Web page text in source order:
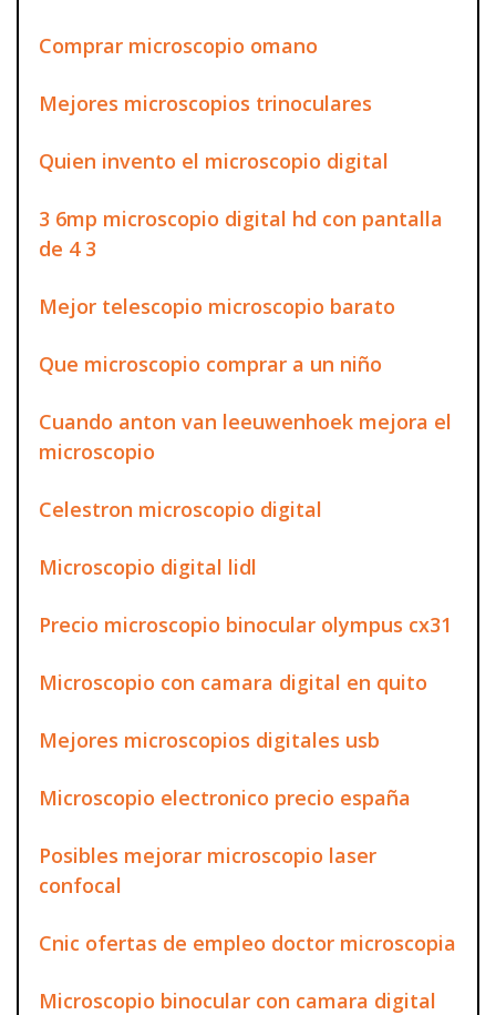
Comprar microscopio omano
Mejores microscopios trinoculares
Quien invento el microscopio digital
3 6mp microscopio digital hd con pantalla
de 4 3
Mejor telescopio microscopio barato
Que microscopio comprar a un niño
Cuando anton van leeuwenhoek mejora el
microscopio
Celestron microscopio digital
Microscopio digital lidl
Precio microscopio binocular olympus cx31
Microscopio con camara digital en quito
Mejores microscopios digitales usb
Microscopio electronico precio españa
Posibles mejorar microscopio laser
confocal
Cnic ofertas de empleo doctor microscopia
Microscopio binocular con camara digital